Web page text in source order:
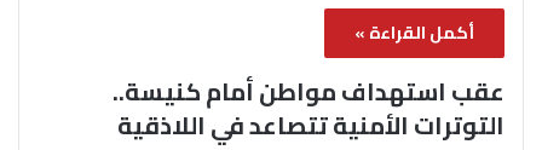
أكمل القراءة »
عقب استهداف مواطن أمام كنيسة..
التوترات الأمنية تتصاعد في اللاذقية